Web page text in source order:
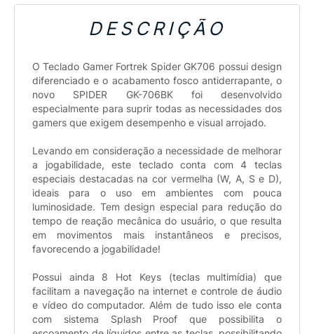
DESCRIÇÃO
O Teclado Gamer Fortrek Spider GK706 possui design
diferenciado e o acabamento fosco antiderrapante, o
novo SPIDER GK-706BK foi desenvolvido
especialmente para suprir todas as necessidades dos
gamers que exigem desempenho e visual arrojado.
Levando em consideração a necessidade de melhorar
a jogabilidade, este teclado conta com 4 teclas
especiais destacadas na cor vermelha (W, A, S e D),
ideais para o uso em ambientes com pouca
luminosidade. Tem design especial para redução do
tempo de reação mecânica do usuário, o que resulta
em movimentos mais instantâneos e precisos,
favorecendo a jogabilidade!
Possui ainda 8 Hot Keys (teclas multimídia) que
facilitam a navegação na internet e controle de áudio
e vídeo do computador. Além de tudo isso ele conta
com sistema Splash Proof que possibilita o